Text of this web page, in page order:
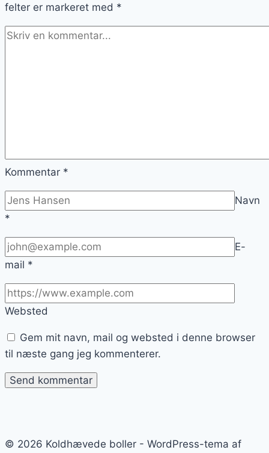
felter er markeret med *
Kommentar *
Navn
*
E-
mail *
Websted
Gem mit navn, mail og websted i denne browser
til næste gang jeg kommenterer.
© 2026 Koldhævede boller - WordPress-tema af